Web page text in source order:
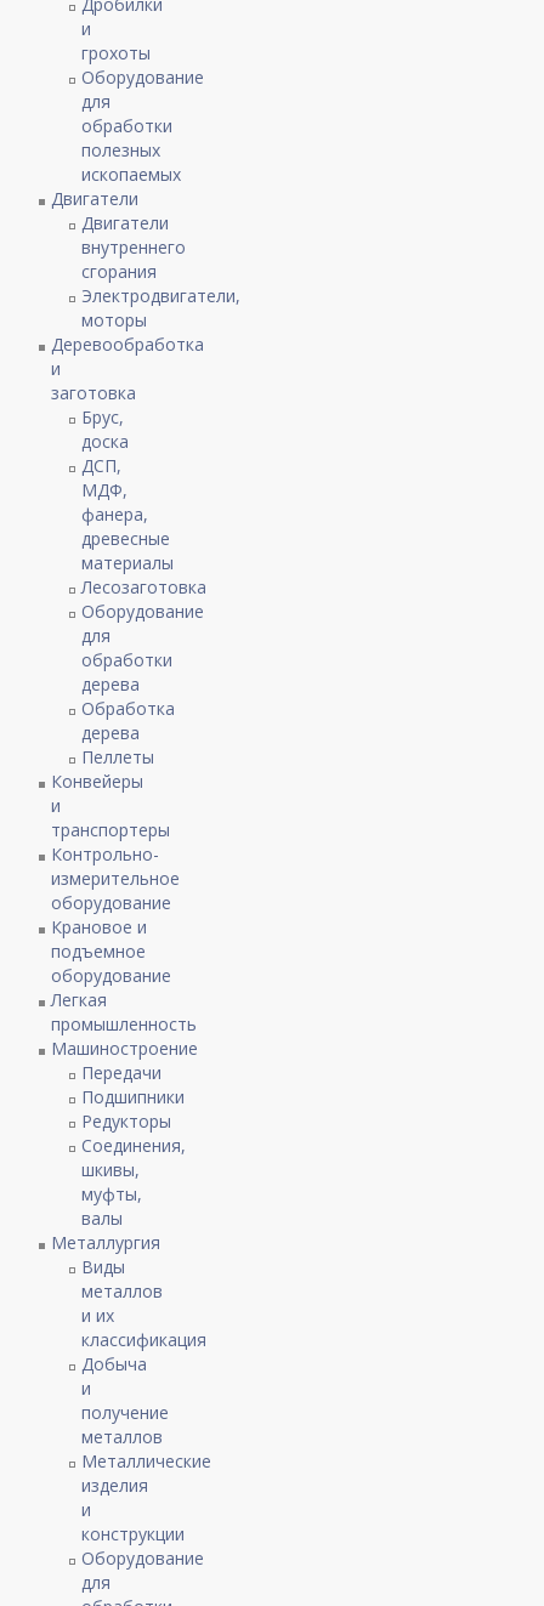
Дробилки
и
грохоты
Оборудование
для
обработки
полезных
ископаемых
Двигатели
Двигатели
внутреннего
сгорания
Электродвигатели,
моторы
Деревообработка
и
заготовка
Брус,
доска
ДСП,
МДФ,
фанера,
древесные
материалы
Лесозаготовка
Оборудование
для
обработки
дерева
Обработка
дерева
Пеллеты
Конвейеры
и
транспортеры
Контрольно-
измерительное
оборудование
Крановое и
подъемное
оборудование
Легкая
промышленность
Машиностроение
Передачи
Подшипники
Редукторы
Соединения,
шкивы,
муфты,
валы
Металлургия
Виды
металлов
и их
классификация
Добыча
и
получение
металлов
Металлические
изделия
и
конструкции
Оборудование
для